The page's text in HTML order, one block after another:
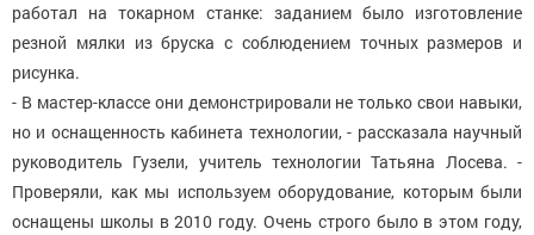
работал на токарном станке: заданием было изготовление
резной мялки из бруска с соблюдением точных размеров и
рисунка.
- В мастер-классе они демонстрировали не только свои навыки,
но и оснащенность кабинета технологии, - рассказала научный
руководитель Гузели, учитель технологии Татьяна Лосева. -
Проверяли, как мы используем оборудование, которым были
оснащены школы в 2010 году. Очень строго было в этом году,